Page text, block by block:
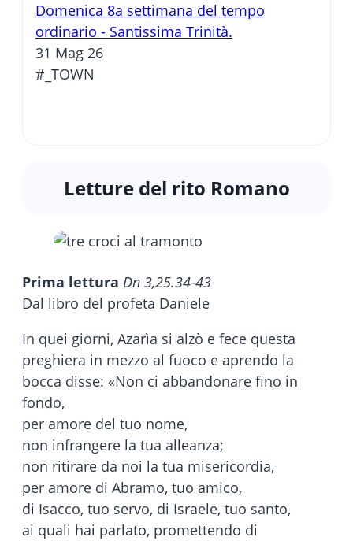
Domenica 8a settimana del tempo
ordinario - Santissima Trinità.
31 Mag 26
#_TOWN
Letture del rito Romano
Prima lettura Dn 3,25.34-43
Dal libro del profeta Daniele
In quei giorni, Azarìa si alzò e fece questa
preghiera in mezzo al fuoco e aprendo la
bocca disse: «Non ci abbandonare fino in
fondo,
per amore del tuo nome,
non infrangere la tua alleanza;
non ritirare da noi la tua misericordia,
per amore di Abramo, tuo amico,
di Isacco, tuo servo, di Israele, tuo santo,
ai quali hai parlato, promettendo di